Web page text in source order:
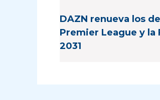
DAZN renueva los
Premier League y la
2031